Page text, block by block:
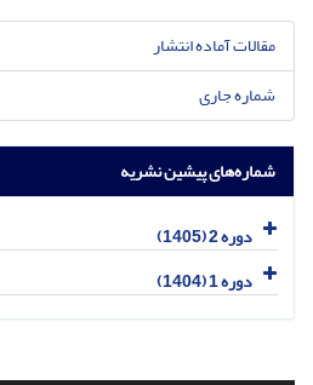
مقالات آماده انتشار
شماره جاری
شماره‌های پیشین نشریه
دوره 2 (1405)
دوره 1 (1404)